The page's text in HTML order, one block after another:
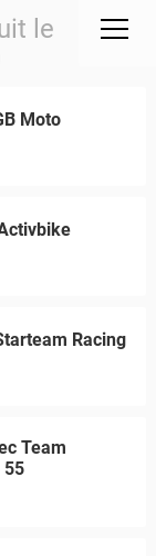
le
Moto
Racing
Team
55